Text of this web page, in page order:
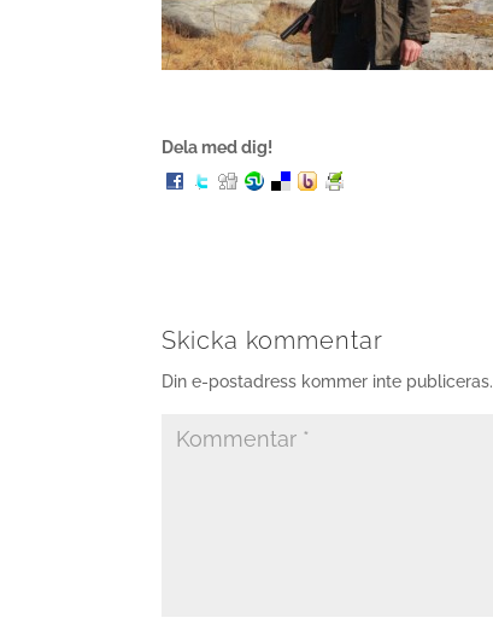
Dela med dig!
Skicka kommentar
Din e-postadress kommer inte publiceras.